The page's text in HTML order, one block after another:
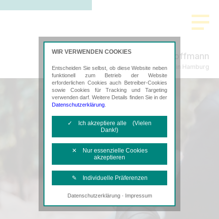
Schmeding & Hoffmann
Steuerberatung in Hamburg
WIR VERWENDEN COOKIES
Entscheiden Sie selbst, ob diese Website neben
funktionell zum Betrieb der Website
erforderlichen Cookies auch Betreiber-Cookies
sowie Cookies für Tracking und Targeting
verwenden darf. Weitere Details finden Sie in der
Datenschutzerklärung
✓ Ich akzeptiere alle (Vielen
Dank!)
✕ Nur essenzielle Cookies
akzeptieren
✎ Individuelle Präferenzen
Notwendige Cookies
Diese Cookies sind erforderlich, um die
Datenschutzerklärung· Impressum